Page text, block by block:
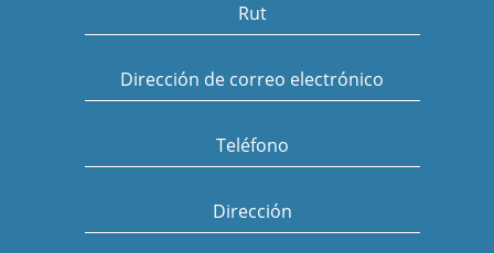
Rut
Dirección de correo electrónico
Teléfono
Dirección